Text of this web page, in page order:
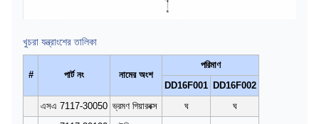
খুচরা যন্ত্রাংশের তালিকা
# পার্ট নং নামের অংশ
পরিমাণ
DD16F001 DD16F002
এসএ 7117-30050 ভ্রমণ গিয়ারবক্স ঘ
ঘ